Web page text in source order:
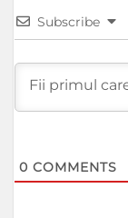
Subscribe
0 COMMENTS